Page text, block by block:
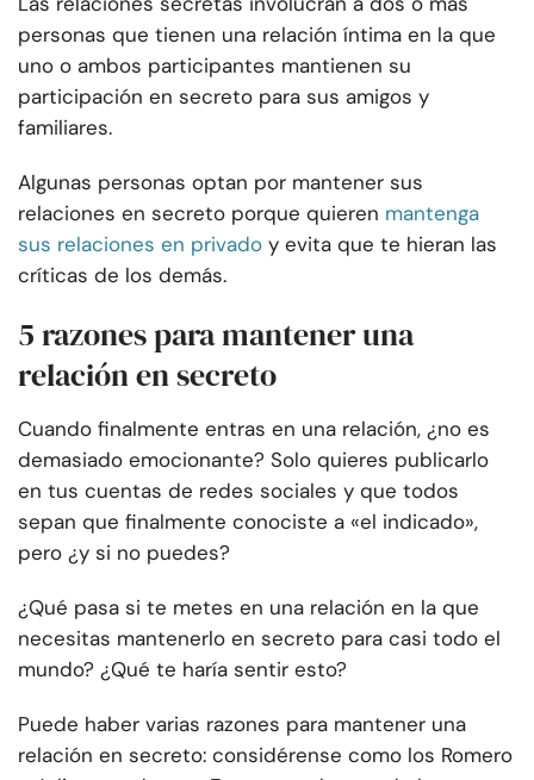
personas que tienen una relación íntima en la que
uno o ambos participantes mantienen su
participación en secreto para sus amigos y
familiares.
Algunas personas optan por mantener sus
relaciones en secreto porque quieren mantenga
sus relaciones en privado y evita que te hieran las
críticas de los demás.
5 razones para mantener una
relación en secreto
Cuando finalmente entras en una relación, ¿no es
demasiado emocionante? Solo quieres publicarlo
en tus cuentas de redes sociales y que todos
sepan que finalmente conociste a «el indicado»,
pero ¿y si no puedes?
¿Qué pasa si te metes en una relación en la que
necesitas mantenerlo en secreto para casi todo el
mundo? ¿Qué te haría sentir esto?
Puede haber varias razones para mantener una
relación en secreto: considérense como los Romero